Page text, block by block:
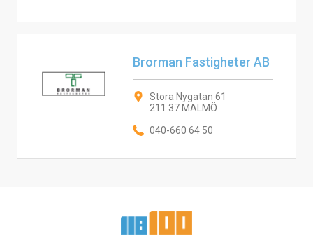
Brorman Fastigheter AB
Stora Nygatan 61
211 37 MALMÖ
040-660 64 50